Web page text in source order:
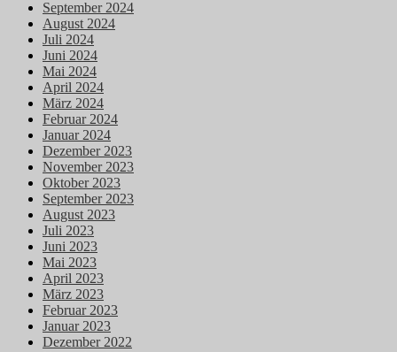
September 2024
August 2024
Juli 2024
Juni 2024
Mai 2024
April 2024
März 2024
Februar 2024
Januar 2024
Dezember 2023
November 2023
Oktober 2023
September 2023
August 2023
Juli 2023
Juni 2023
Mai 2023
April 2023
März 2023
Februar 2023
Januar 2023
Dezember 2022